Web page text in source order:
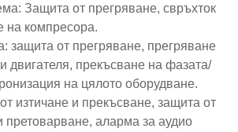
Защита от прегряване, свръхток
на компресора.
защита от прегряване, прегряване
двигателя, прекъсване на фазата/
на цялото оборудване.
изтичане и прекъсване, защита от
претоварване, аларма за аудио